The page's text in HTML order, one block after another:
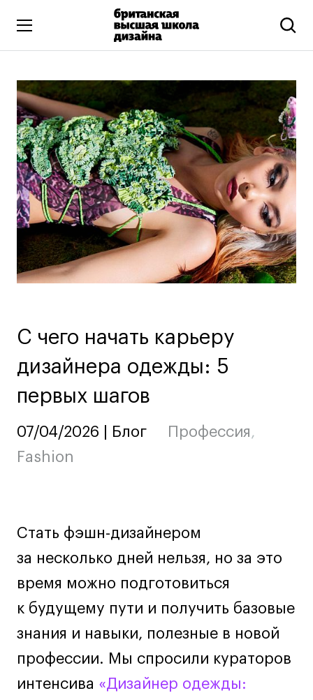
Искусство и дизайн
Подготовительные курсы
Бизнес и маркетинг
Все программы
Дополнительное образование
Коммуникационный и цифровой дизайн
Иллюстрация
Современное искусство
Сценография
Фотография и видео
Дизайн и декорирование интерьера
Бизнес и маркетинг
Подготовительные курсы и творческое
Ландшафтный дизайн
Дизайн интерьера
Дизайн одежды
Стайлинг
Современная живопись
С чего начать карьеру
дизайнера одежды: 5
первых шагов
07/04/2026 | Блог Профессия,
Fashion
Стать фэшн-дизайнером
за несколько дней нельзя, но за это
время можно подготовиться
к будущему пути и получить базовые
знания и навыки, полезные в новой
профессии. Мы спросили кураторов
интенсива «Дизайнер одежды: